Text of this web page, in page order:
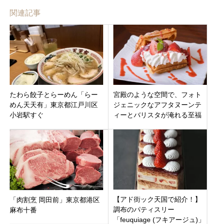
関連記事
たわら餃子とらーめん「らー
めん天天有」東京都江戸川区
小岩駅すぐ
宮殿のような空間で、フォト
ジェニックなアフタヌーンテ
ィーとバリスタが淹れる至福
自由が丘店」東京都目黒区自
由が丘駅5分
「肉割烹 岡田前」東京都港区
麻布十番
【アド街ック天国で紹介！】
調布のパティスリー
「feuquiage (フキアージュ)」